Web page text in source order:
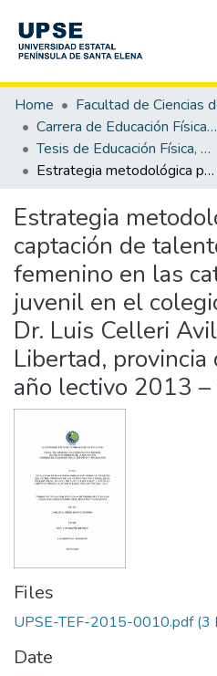
Communities & Collections
All of DSpace
Statistics
Home
Carrera de Educación Física, Deporte y Recreación
Tesis de Educación Física, Deporte y Recreación
Estrategia metodológica para la captación de talentos del fútbol femenino en las categorías pre-juvenil en el colegio fiscal técnico Dr. Luis Celleri Avilés, cantón La Libertad, provincia de Santa Elena, año lectivo 2013 – 2014.
Estrategia
captación de
femenino en las
juvenil en el
Dr. Luis Celleri
Libertad, provincia
año lectivo 2013
Files
UPSE-TEF-2015-0010.pdf(3
Date